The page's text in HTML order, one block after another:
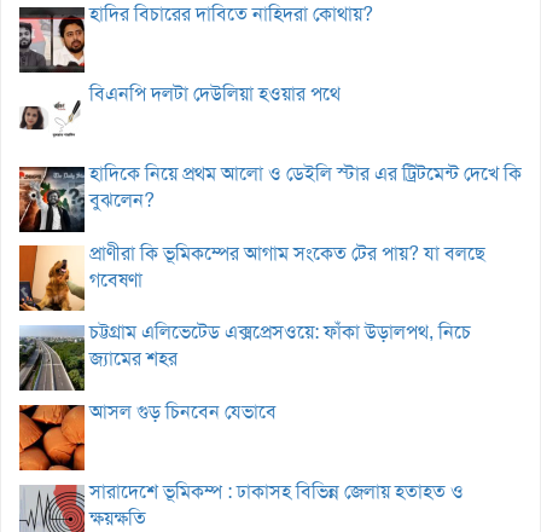
হাদির বিচারের দাবিতে নাহিদরা কোথায়?
বিএনপি দলটা দেউলিয়া হওয়ার পথে
হাদিকে নিয়ে প্রথম আলো ও ডেইলি স্টার এর ট্রিটমেন্ট দেখে কি
বুঝলেন?
প্রাণীরা কি ভূমিকম্পের আগাম সংকেত টের পায়? যা বলছে
গবেষণা
চট্টগ্রাম এলিভেটেড এক্সপ্রেসওয়ে: ফাঁকা উড়ালপথ, নিচে
জ্যামের শহর
আসল গুড় চিনবেন যেভাবে
সারাদেশে ভূমিকম্প : ঢাকাসহ বিভিন্ন জেলায় হতাহত ও
ক্ষয়ক্ষতি